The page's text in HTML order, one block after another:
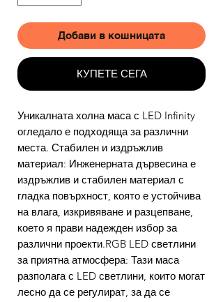
Добави в кошницата
КУПЕТЕ СЕГА
Уникалната холна маса с LED Infinity
огледало е подходяща за различни
места. Стабилен и издръжлив
материал: Инженерната дървесина е
издръжлив и стабилен материал с
гладка повърхност, която е устойчива
на влага, изкривяване и разцепване,
което я прави надежден избор за
различни проекти.RGB LED светлини
за приятна атмосфера: Тази маса
разполага с LED светлини, които могат
лесно да се регулират, за да се